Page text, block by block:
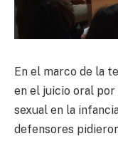
En el marco de la
en el juicio oral por
sexual en la
defensores